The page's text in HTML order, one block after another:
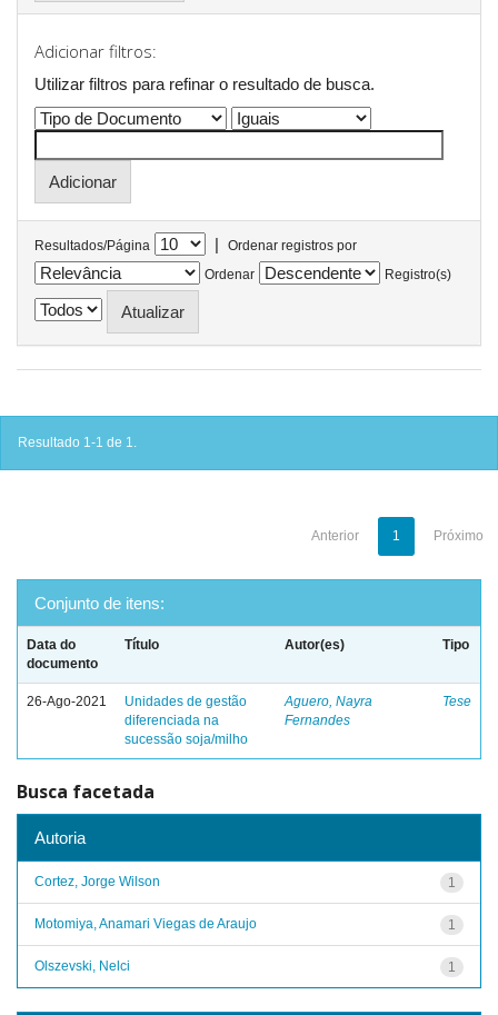
Adicionar filtros:
Utilizar filtros para refinar o resultado de busca.
Resultados/Página |
Ordenar registros por
Ordenar
Registro(s)
Resultado 1-1 de 1.
Anterior 1 Próximo
Conjunto de itens:
Data do
documento
Título Autor(es) Tipo
26-Ago-2021
Unidades de gestão
diferenciada na
sucessão soja/milho
Aguero, Nayra
Fernandes
Tese
Busca facetada
Autoria
1
Cortez, Jorge Wilson
1
Motomiya, Anamari Viegas de Araujo
1
Olszevski, Nelci